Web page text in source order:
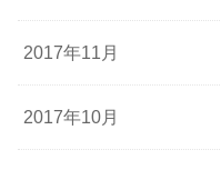
2017年11月
2017年10月